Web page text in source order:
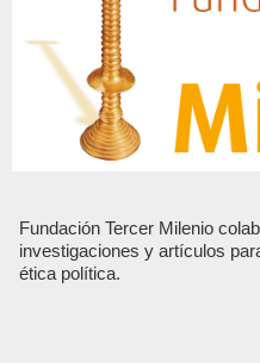
Fundación Tercer Milenio
investigaciones y artículos
ética política.